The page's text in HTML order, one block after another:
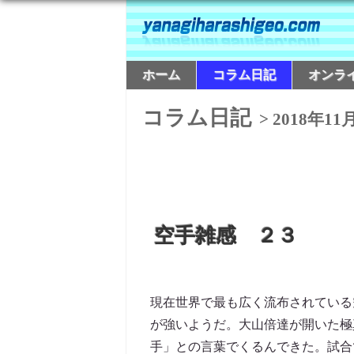
ホーム コラム日記 オンラ
コラム日記> 2018年11
空手雑感 ２３
現在世界で最も広く流布されてい
が強いようだ。大山倍達が開いた
手」との言葉でくるんできた。試